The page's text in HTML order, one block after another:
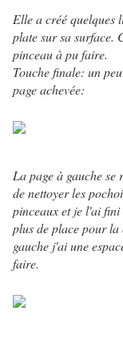
Elle a créé quelques
plate sur sa surface.
pinceau à pu faire.
Touche finale: un
page achevée:
La page à gauche
de nettoyer les
pinceaux et je l'ai
plus de place pour
gauche j'ai une
faire.